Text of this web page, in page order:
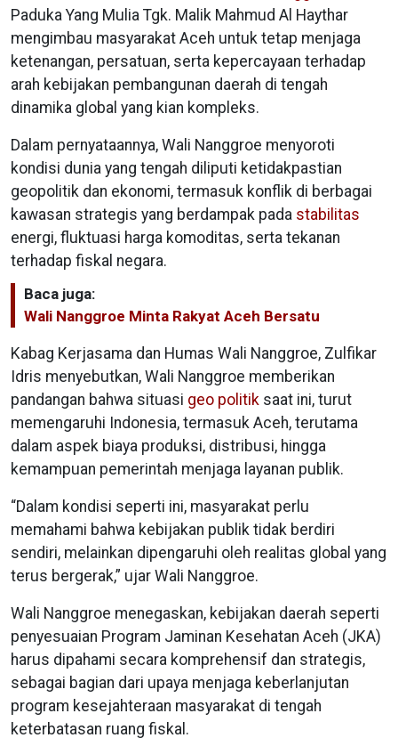
Paduka Yang Mulia Tgk. Malik Mahmud Al Haythar
mengimbau masyarakat Aceh untuk tetap menjaga
ketenangan, persatuan, serta kepercayaan terhadap
arah kebijakan pembangunan daerah di tengah
dinamika global yang kian kompleks.
Dalam pernyataannya, Wali Nanggroe menyoroti
kondisi dunia yang tengah diliputi ketidakpastian
geopolitik dan ekonomi, termasuk konflik di berbagai
kawasan strategis yang berdampak pada stabilitas
energi, fluktuasi harga komoditas, serta tekanan
terhadap fiskal negara.
Baca juga:
Wali Nanggroe Minta Rakyat Aceh Bersatu
Kabag Kerjasama dan Humas Wali Nanggroe, Zulfikar
Idris menyebutkan, Wali Nanggroe memberikan
pandangan bahwa situasi geo politik saat ini, turut
memengaruhi Indonesia, termasuk Aceh, terutama
dalam aspek biaya produksi, distribusi, hingga
kemampuan pemerintah menjaga layanan publik.
“Dalam kondisi seperti ini, masyarakat perlu
memahami bahwa kebijakan publik tidak berdiri
sendiri, melainkan dipengaruhi oleh realitas global yang
terus bergerak,” ujar Wali Nanggroe.
Wali Nanggroe menegaskan, kebijakan daerah seperti
penyesuaian Program Jaminan Kesehatan Aceh (JKA)
harus dipahami secara komprehensif dan strategis,
sebagai bagian dari upaya menjaga keberlanjutan
program kesejahteraan masyarakat di tengah
keterbatasan ruang fiskal.